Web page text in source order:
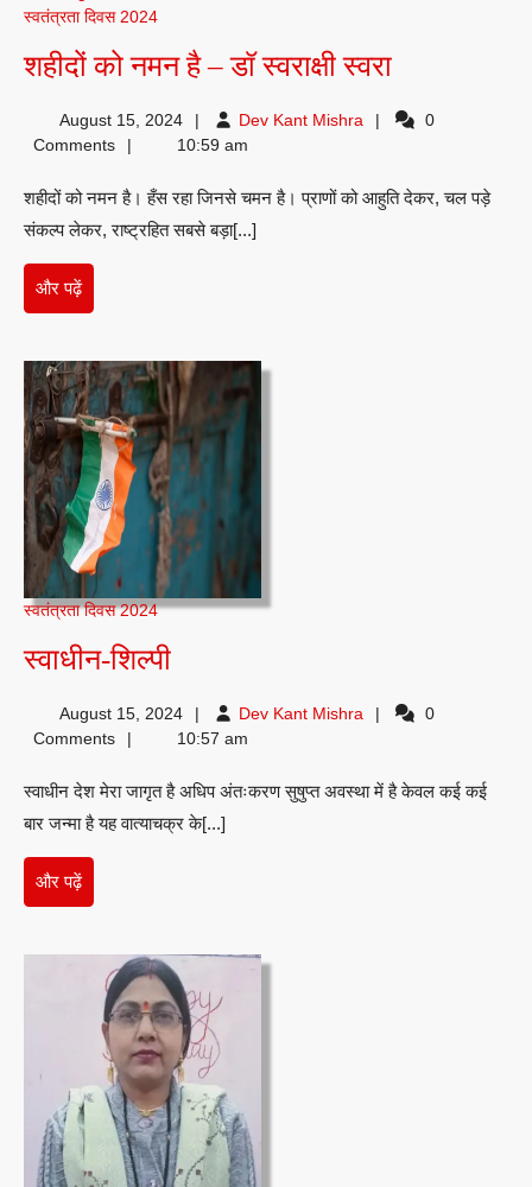
स्वतंत्रता दिवस 2024
शहीदों को नमन है – डॉ स्वराक्षी स्वराशहीदों
नमन
–
August 15, 2024 Dev Kant Mishra Dev
0
Comments
10:59 am
शहीदों को नमन है। हँस रहा जिनसे चमन है। प्राणों को आहुति देकर, चल पड़े
संकल्प लेकर, राष्ट्रहित सबसे बड़ा[...]
और पढ़ेंऔर
पढ़ें
स्वतंत्रता दिवस 2024
स्वाधीन-शिल्पीस्वाधीन-
August 15, 2024 Dev Kant Mishra Dev
0
Comments
10:57 am
स्वाधीन देश मेरा जागृत है अधिप अंतःकरण सुषुप्त अवस्था में है केवल कई कई
बार जन्मा है यह वात्याचक्र के[...]
और पढ़ेंऔर
पढ़ें